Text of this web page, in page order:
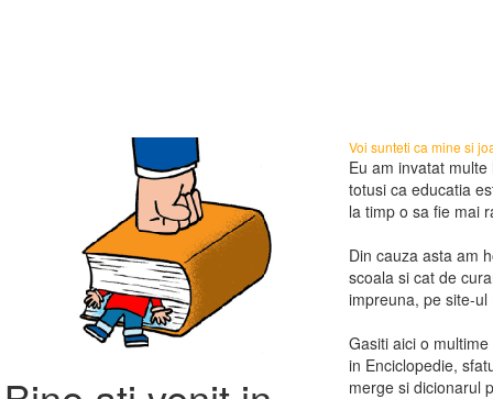
Voi sunteti ca mine si
Eu am invatat
totusi ca educatia
la timp o sa fie mai
Din cauza asta am
scoala si cat de
impreuna, pe site-ul
Gasiti aici o
in Enciclopedie,
merge si dicionarul